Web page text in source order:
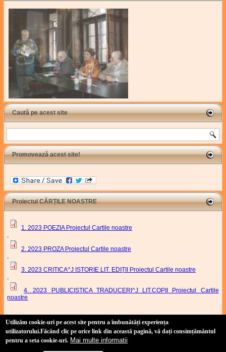
Caută pe acest site
Search
Promovează acest site!
Proiectul CĂRȚILE NOASTRE
1. 2023 POEZIA Proiectul Cartile noastre
,
2. 2023 PROZA Proiectul Cartile noastre
3. 2023 CRITICA^J ISTORIE LIT. EDIȚII Proiectul Cartile noastre
,
4. 2023 PUBLICISTICA TRADUCERI^J LIT.COPII Proiectul Cartile
noastre
Proiect Cartile Noastre
Site realizat de:Duşan Baiski(link is external)
(tehnic) și
Utilizăm cookie-uri pe acest site pentru a îmbunătăți experiența
utilizatorului.Făcând clic pe orice link din această pagină, vă dați consimțământul
pentru a seta cookie-uri. Mai multe informatii